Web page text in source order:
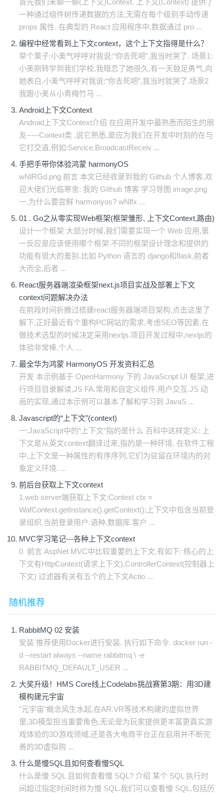
一种通过组件树传递数据的方法,无需在每个级别手动传递
props 属性. 在典型的 React 应用程序中,数据通过 pro ...
编程中经常看到上下文context，这个上下文指得是什么？
举个栗子:小美气呼呼对我说:“你去死吧”,我当时哭了. 场景1:
小美刚转学到我们学校,我暗恋了她很久,有一天鼓足勇气,向
她表白,小美气呼呼对我说:“你去死吧”,我当时就哭了.场景2
我跟小美从小青梅竹马 ...
Android上下文Context
Android上下文Context介绍 在应用开发中最熟悉而陌生的朋
友-----Context类 ,说它熟悉,是应为我们在开发中时刻的在与
它打交道,例如:Service.BroadcastReceiv ...
手把手带你体验鸿蒙 harmonyOS
wNlRGd.png 前言 本文已经收录到我的 Github 个人博客,欢
迎大佬们光临寒舍: 我的 GIthub 博客 学习导图 image.png
一.为什么要尝鲜 harmonyos? wNlfx ...
01 . Go之从零实现Web框架(框架雏形, 上下文Context,路由)
设计一个框架 大部分时候,我们需要实现一个 Web 应用,第
一反应是应该使用哪个框架.不同的框架设计理念和提供的
功能有很大的差别.比如 Python 语言的 django和flask,前者
大而全,后者 ...
React服务器端渲染框架next.js项目实战及部署上下文
context问题解决办法
在前段时间折腾过搭建react服务器端项目架构,点击这里了
解下,正好最近有个重构PC网站的需求,考虑SEO等因素.在
做技术选型的时候决定采用nextjs.项目开发过程中,nextjs的
体验非常棒,个人 ...
最全华为鸿蒙 HarmonyOS 开发资料汇总
开发 本示例基于 OpenHarmony 下的 JavaScript UI 框架,进
行项目目录解读,JS FA.常用和自定义组件.用户交互.JS 动
画的实现,通过本示例可以基本了解和学习到 JavaS ...
Javascript的“上下文”(context)
一:JavaScript中的“上下文“指的是什么 百科中这样定义: 上
下文是从英文context翻译过来,指的是一种环境. 在软件工程
中,上下文是一种属性的有序序列,它们为驻留在环境内的对
象定义环境. ...
前后台获取上下文context
1.web server端获取上下文:Context ctx =
WafContext.getInstance().getContext();上下文中包含当前登
录组织.当前登录用户.语种.数据库.客户 ...
MVC学习笔记---各种上下文context
0 前言 AspNet MVC中比较重要的上下文,有如下: 核心的上
下文有HttpContext(请求上下文),ControllerContext(控制器上
下文) 过滤器有关有五个的上下文Actio ...
随机推荐
RabbitMQ 02 安装
安装 推荐使用Docker进行安装. 执行如下命令. docker run -
d --restart always --name rabbitmq \ -e
RABBITMQ_DEFAULT_USER ...
大奖升级！HMS Core线上Codelabs挑战赛第3期：用3D建
模构建元宇宙
"元宇宙"概念风生水起,在AR.VR等技术构建的虚拟世界
里,3D模型担当重要角色,无论是为玩家提供更丰富更真实游
戏体验的3D游戏领域,还是各大电商平台正在启用并不断完
善的3D虚拟购 ...
什么是慢SQL且如何查看慢SQL
什么是慢 SQL 且如何查看慢 SQL? 介绍 某个 SQL 执行时
间超过指定时间时称为慢 SQL.我们可以查看慢 SQL,包括历